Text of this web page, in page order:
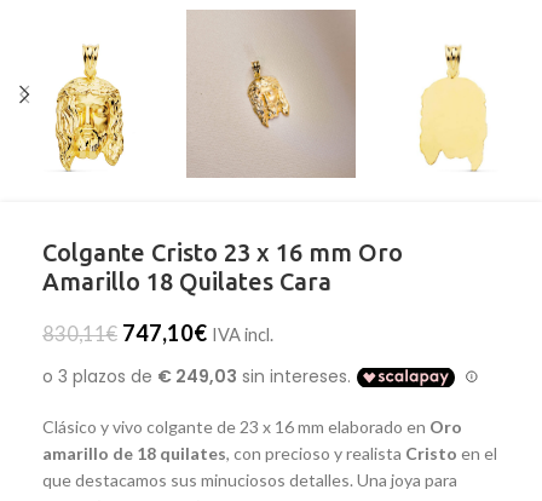
Colgante Cristo 23 x 16 mm Oro
Amarillo 18 Quilates Cara
830,11€ 747,10€ IVA incl.
Clásico y vivo colgante de 23 x 16 mm elaborado en Oro
amarillo de 18 quilates, con precioso y realista Cristo en el
que destacamos sus minuciosos detalles. Una joya para